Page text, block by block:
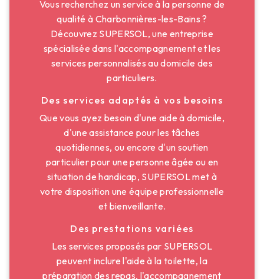
Vous recherchez un service à la personne de
qualité à Charbonnières-les-Bains ?
Découvrez SUPERSOL, une entreprise
spécialisée dans l'accompagnement et les
services personnalisés au domicile des
particuliers.
Des services adaptés à vos besoins
Que vous ayez besoin d'une aide à domicile,
d'une assistance pour les tâches
quotidiennes, ou encore d'un soutien
particulier pour une personne âgée ou en
situation de handicap, SUPERSOL met à
votre disposition une équipe professionnelle
et bienveillante.
Des prestations variées
Les services proposés par SUPERSOL
peuvent inclure l'aide à la toilette, la
préparation des repas, l'accompagnement